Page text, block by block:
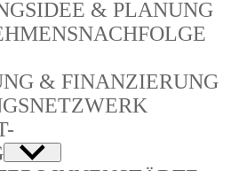
& PLANUNG
& FINANZIERUNG